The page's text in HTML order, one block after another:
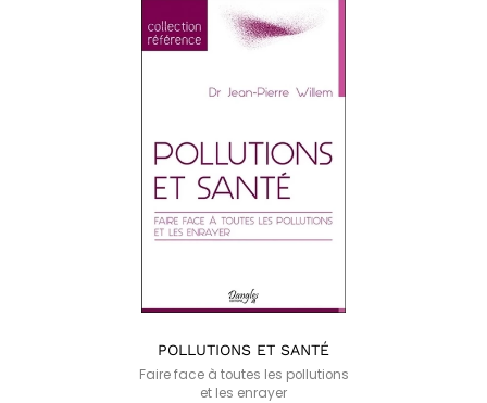
POLLUTIONS ET SANTÉ
Faire face à toutes les pollutions
et les enrayer